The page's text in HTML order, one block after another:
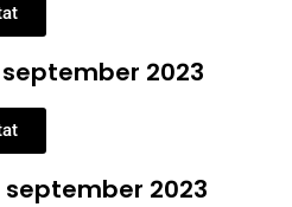
september 2023
september 2023